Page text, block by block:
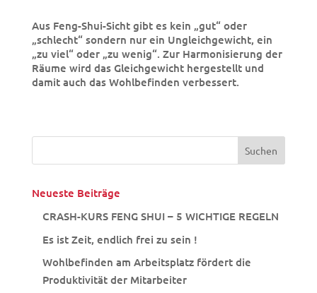
Aus Feng-Shui-Sicht gibt es kein „gut“ oder
„schlecht“ sondern nur ein Ungleichgewicht, ein
„zu viel“ oder „zu wenig“. Zur Harmonisierung der
Räume wird das Gleichgewicht hergestellt und
damit auch das Wohlbefinden verbessert.
Neueste Beiträge
CRASH-KURS FENG SHUI – 5 WICHTIGE REGELN
Es ist Zeit, endlich frei zu sein !
Wohlbefinden am Arbeitsplatz fördert die
Produktivität der Mitarbeiter